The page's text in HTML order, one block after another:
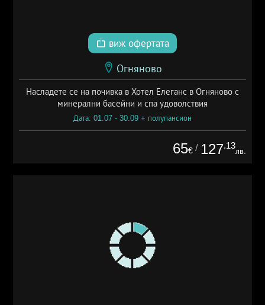
виж офертата
Огняново
Насладете се на почивка в Хотел Елеганс в Огняново с
минерални басейни и спа удоволствия
Дата: 01.07 - 30.09 + полупансион
65€ / 127.13
лв.